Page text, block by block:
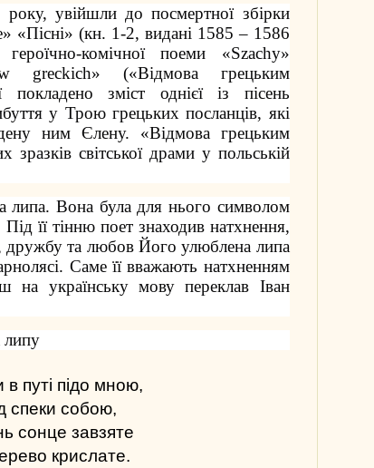
року, увійшли до посмертної збірки
«Пісні» (кн. 1-2, видані 1585 – 1586
комічної поеми «Szachy»
greckich» («Відмова грецьким
зміст однієї із пісень
у Трою грецьких посланців, які
ним Єлену. «Відмова грецьким
світської драми у польській
липа. Вона була для нього символом
її тінню поет знаходив натхнення,
дружбу та любов Його улюблена липа
Саме її вважають натхненням
українську мову переклав Іван
путі підо мною,
спеки собою,
сонце завзяте
крислате.